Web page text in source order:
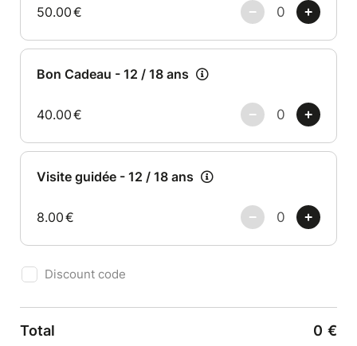
50.00€
Bon Cadeau - 12 / 18 ans
40.00€
Visite guidée - 12 / 18 ans
8.00€
Discount code
Total 0 €